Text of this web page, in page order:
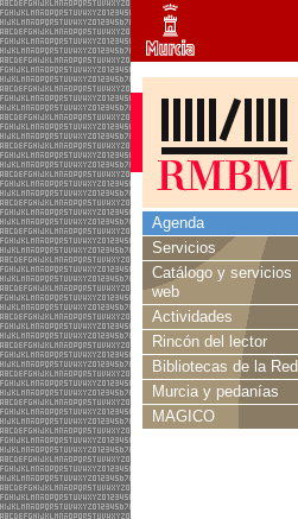
Agenda
Servicios
Catálogo y servicios
web
Actividades
Rincón del lector
Bibliotecas de la Red
Murcia y pedanías
MAGICO